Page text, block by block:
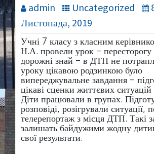
admin Uncategorized
Листопада, 2019
Учні 7 класу з класним
Н.А. провели урок –
дорожні знай – в ДТП не
уроку цікавою родзинкою було
випереджувальне завдання –
цікаві сценки життєвих ситуацій
Діти працювали в групах.
розповіді, розігрували ситуації,
телерепортаж з місця ДТП. Такі
залишать байдужими жодну
свої результати.